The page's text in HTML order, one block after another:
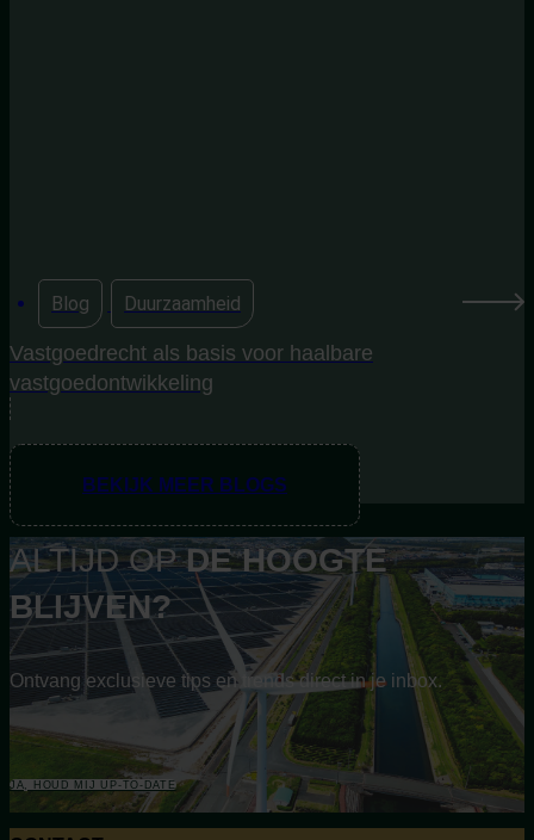
Blog Duurzaamheid
Vastgoedrecht als basis voor haalbare
vastgoedontwikkeling
BEKIJK MEER BLOGS
ALTIJD OPDEHOOGTE
BLIJVEN?
Ontvang exclusieve tips en trends direct in je inbox.
JA, HOUD MIJ UP-TO-DATE